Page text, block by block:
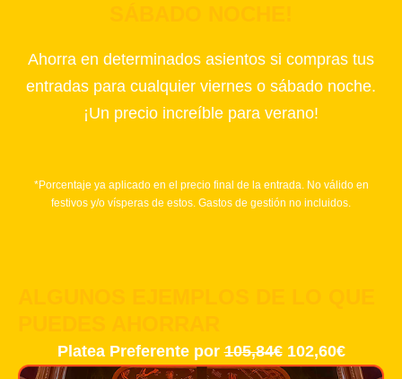
Ahorra en determinados asientos si compras tus
entradas para cualquier viernes o sábado noche.
¡Un precio increíble para verano!
*Porcentaje ya aplicado en el precio final de la entrada. No válido en
festivos y/o vísperas de estos. Gastos de gestión no incluidos.
Platea Preferente por105,84€102,60€